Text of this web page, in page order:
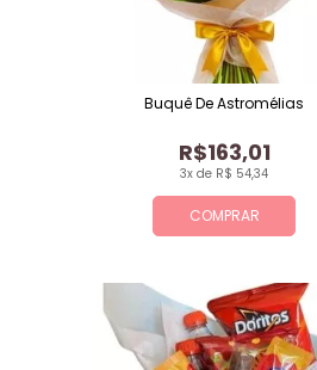
COMPRAR
3x de R$ 54,34
R$163,01
Buquê De Astromélias